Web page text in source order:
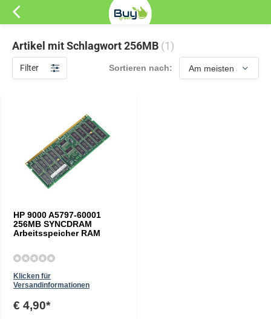
Artikel mit Schlagwort 256MB (1)
Filter Sortieren nach:
HP 9000 A5797-60001
256MB SYNCDRAM
Arbeitsspeicher RAM
Klicken für
Versandinformationen
€ 4,90*